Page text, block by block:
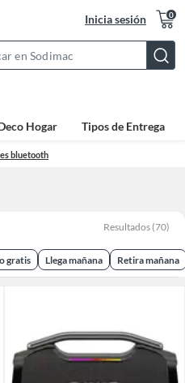
Inicia sesión 0
Bar
Hogar Tipos de Entrega
bluetooth
Resultados (70)
gratis Llega mañana Retira mañana